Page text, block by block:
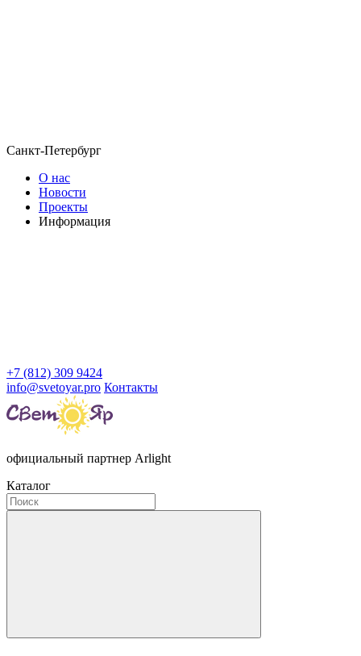
Санкт-Петербург
О нас
Новости
Проекты
Информация
+7 (812) 309 9424
info@svetoyar.pro Контакты
официальный партнер Arlight
Каталог